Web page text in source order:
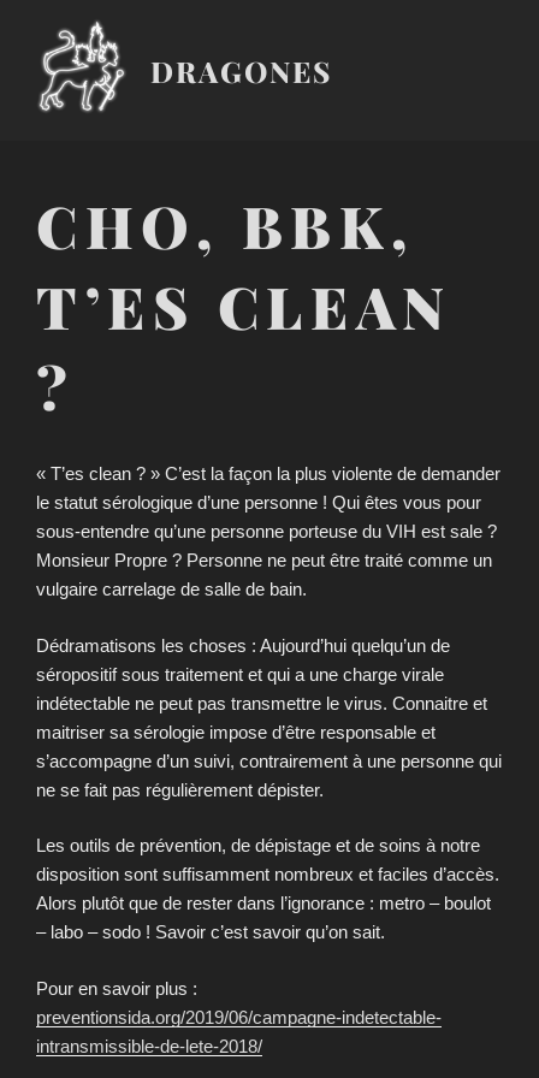
contenu
principal
DRAGONES
CHO, BBK,
T’ES CLEAN
?
« T’es clean ? » C’est la façon la plus violente de demander
le statut sérologique d’une personne ! Qui êtes vous pour
sous-entendre qu’une personne porteuse du VIH est sale ?
Monsieur Propre ? Personne ne peut être traité comme un
vulgaire carrelage de salle de bain.
Dédramatisons les choses : Aujourd’hui quelqu’un de
séropositif sous traitement et qui a une charge virale
indétectable ne peut pas transmettre le virus. Connaitre et
maitriser sa sérologie impose d’être responsable et
s’accompagne d’un suivi, contrairement à une personne qui
ne se fait pas régulièrement dépister.
Les outils de prévention, de dépistage et de soins à notre
disposition sont suffisamment nombreux et faciles d’accès.
Alors plutôt que de rester dans l’ignorance : metro – boulot
– labo – sodo ! Savoir c’est savoir qu’on sait.
Pour en savoir plus :
preventionsida.org/2019/06/campagne-indetectable-
intransmissible-de-lete-2018/